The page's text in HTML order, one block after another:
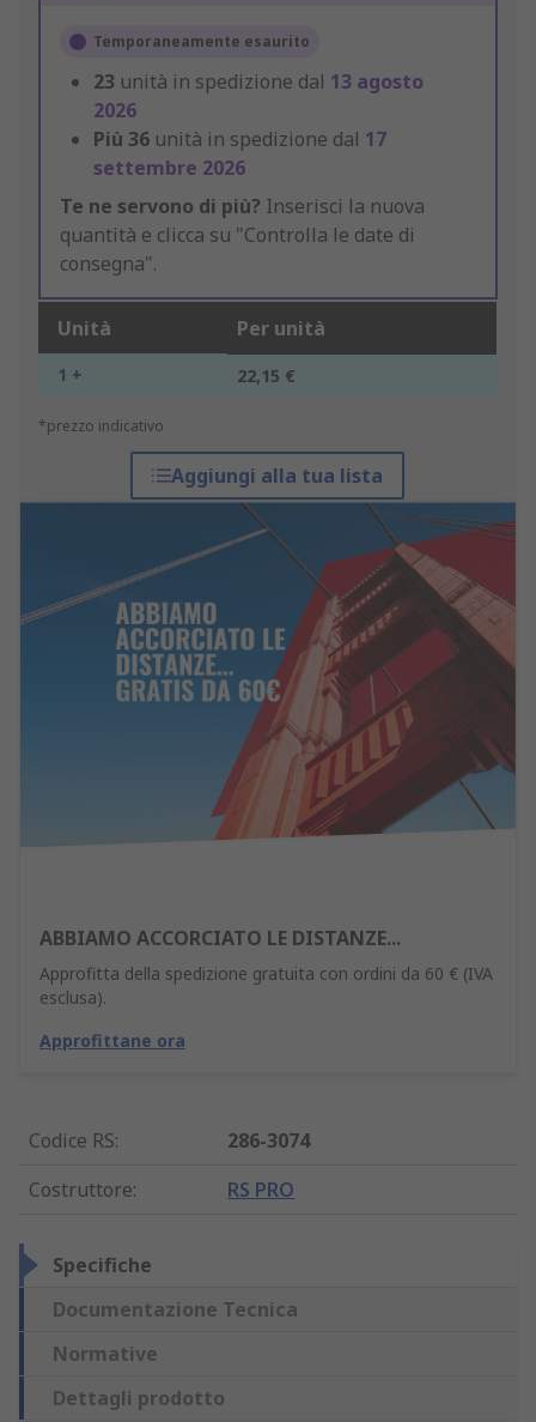
Temporaneamente esaurito
23 unità in spedizione dal 13 agosto
2026
Più 36 unità in spedizione dal 17
settembre 2026
Te ne servono di più? Inserisci la nuova
quantità e clicca su "Controlla le date di
consegna".
Unità Per unità
1 + 22,15 €
*prezzo indicativo
Aggiungi alla tua lista
ABBIAMO ACCORCIATO LE DISTANZE...
Approfitta della spedizione gratuita con ordini da 60 € (IVA
esclusa).
Approfittane ora
Codice RS:
286-3074
Costruttore: RS PRO
Specifiche
Documentazione Tecnica
Normative
Dettagli prodotto